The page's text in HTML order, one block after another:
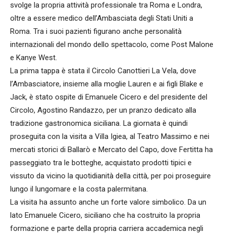
svolge la propria attività professionale tra Roma e Londra,
oltre a essere medico dell’Ambasciata degli Stati Uniti a
Roma. Tra i suoi pazienti figurano anche personalità
internazionali del mondo dello spettacolo, come Post Malone
e Kanye West.
La prima tappa è stata il Circolo Canottieri La Vela, dove
l’Ambasciatore, insieme alla moglie Lauren e ai figli Blake e
Jack, è stato ospite di Emanuele Cicero e del presidente del
Circolo, Agostino Randazzo, per un pranzo dedicato alla
tradizione gastronomica siciliana. La giornata è quindi
proseguita con la visita a Villa Igiea, al Teatro Massimo e nei
mercati storici di Ballarò e Mercato del Capo, dove Fertitta ha
passeggiato tra le botteghe, acquistato prodotti tipici e
vissuto da vicino la quotidianità della città, per poi proseguire
lungo il lungomare e la costa palermitana.
La visita ha assunto anche un forte valore simbolico. Da un
lato Emanuele Cicero, siciliano che ha costruito la propria
formazione e parte della propria carriera accademica negli